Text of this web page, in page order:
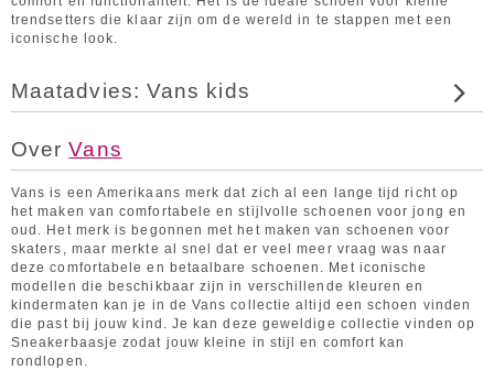
trendsetters die klaar zijn om de wereld in te stappen met een
iconische look.
Maatadvies: Vans kids
OverVans
Vans is een Amerikaans merk dat zich al een lange tijd richt op
het maken van comfortabele en stijlvolle schoenen voor jong en
oud. Het merk is begonnen met het maken van schoenen voor
skaters, maar merkte al snel dat er veel meer vraag was naar
deze comfortabele en betaalbare schoenen. Met iconische
modellen die beschikbaar zijn in verschillende kleuren en
kindermaten kan je in de Vans collectie altijd een schoen vinden
die past bij jouw kind. Je kan deze geweldige collectie vinden op
Sneakerbaasje zodat jouw kleine in stijl en comfort kan
rondlopen.